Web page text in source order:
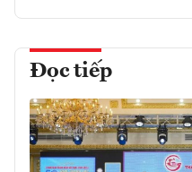
Đọc tiếp